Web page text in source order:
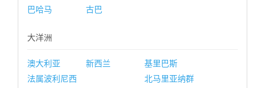
巴哈马
古巴
大洋洲
澳大利亚 新西兰
基里巴斯
法属波利尼西
北马里亚纳群